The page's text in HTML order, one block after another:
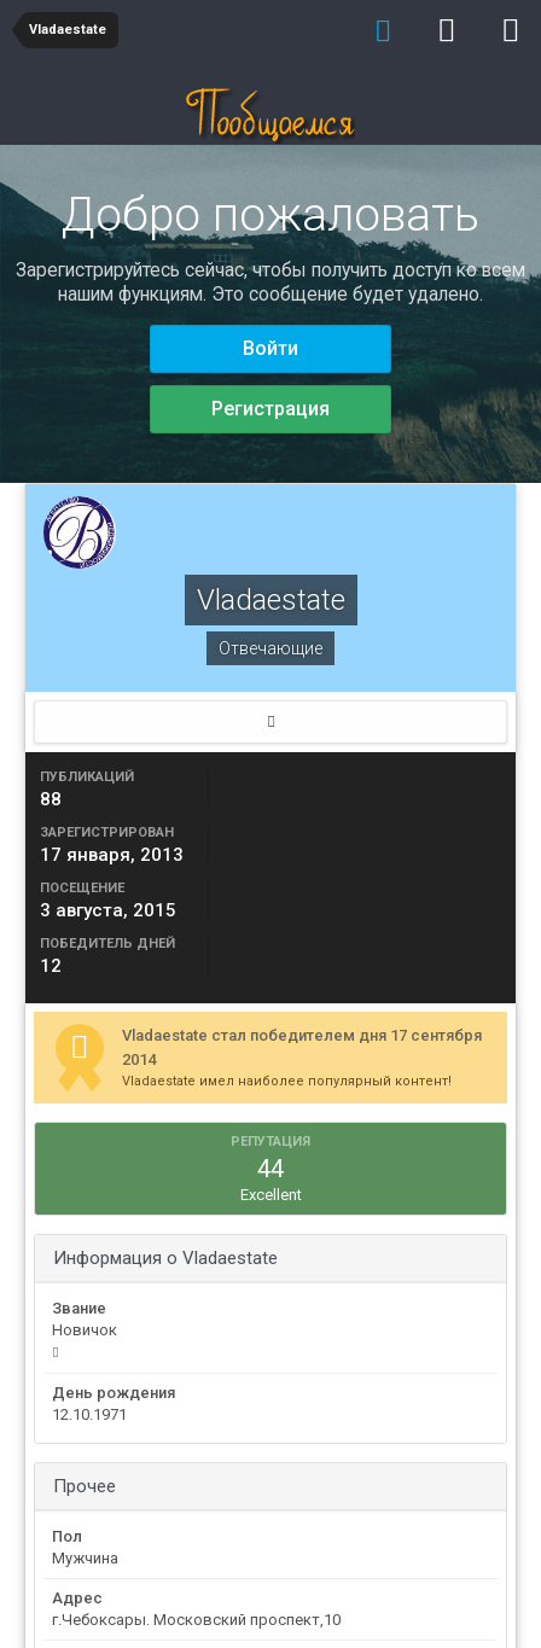
Vladaestate
Добро пожаловать
Зарегистрируйтесь сейчас, чтобы получить доступ ко всем
нашим функциям. Это сообщение будет удалено.
Войти
Регистрация
Vladaestate
Отвечающие
ПУБЛИКАЦИЙ
88
ЗАРЕГИСТРИРОВАН
17 января, 2013
ПОСЕЩЕНИЕ
3 августа, 2015
ПОБЕДИТЕЛЬ ДНЕЙ
12
Vladaestate стал победителем дня 17 сентября
2014
Vladaestate имел наиболее популярный контент!
РЕПУТАЦИЯ
44
Excellent
Информация о Vladaestate
Звание
Новичок
День рождения
12.10.1971
Прочее
Пол
Мужчина
Адрес
г.Чебоксары. Московский проспект,10